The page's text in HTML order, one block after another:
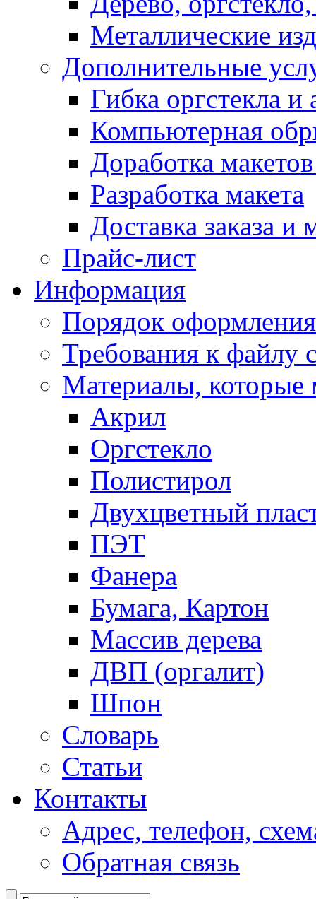
Металлические
Дополнительные
Гибка оргстекла
Компьютерная
Доработка макетов
Разработка макета
Доставка заказа и
Прайс-лист
Информация
Порядок оформления
Требования к файлу
Материалы, которые
Акрил
Оргстекло
Полистирол
Двухцветный
ПЭТ
Фанера
Бумага, Картон
Массив дерева
ДВП (оргалит)
Шпон
Словарь
Статьи
Контакты
Адрес, телефон,
Обратная связь